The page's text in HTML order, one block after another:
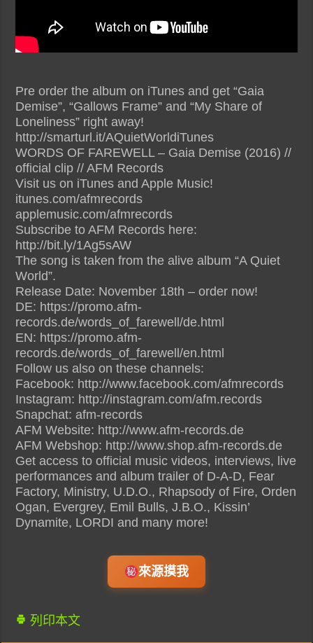
Pre order the album on iTunes and get “Gaia
Demise”, “Gallows Frame” and “My Share of
Loneliness” right away!
http://smarturl.it/AQuietWorldiTunes
WORDS OF FAREWELL – Gaia Demise (2016) //
official clip // AFM Records
Visit us on iTunes and Apple Music!
itunes.com/afmrecords
applemusic.com/afmrecords
Subscribe to AFM Records here:
http://bit.ly/1Ag5sAW
The song is taken from the alive album “A Quiet
World”.
Release Date: November 18th – order now!
DE: https://promo.afm-
records.de/words_of_farewell/de.html
EN: https://promo.afm-
records.de/words_of_farewell/en.html
Follow us also on these channels:
Facebook: http://www.facebook.com/afmrecords
Instagram: http://instagram.com/afm.records
Snapchat: afm-records
AFM Website: http://www.afm-records.de
AFM Webshop: http://www.shop.afm-records.de
Get access to official music videos, interviews, live
performances and album trailer of D-A-D, Fear
Factory, Ministry, U.D.O., Rhapsody of Fire, Orden
Ogan, Evergrey, Emil Bulls, J.B.O., Kissin’
Dynamite, LORDI and many more!
來源摸我
列印本文